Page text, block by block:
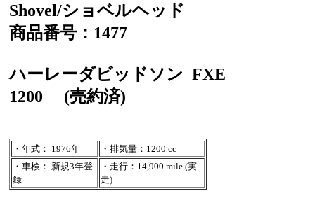
Shovel/ショベルヘッド
商品番号：1477
ハーレーダビッドソン FXE
1200
(売約済)
・年式： 1976年
・排気量：1200 cc
・車検： 新規3年登
録
・走行：14,900 mile (実
走)